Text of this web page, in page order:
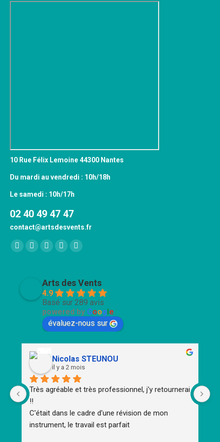
10 Rue Félix Lemoine 44300 Nantes
Du mardi au vendredi : 10h/18h
Le samedi : 10h/17h
02 40 49 47 47
contact@artsdesvents.fr
Trouvez nous sur :
Facebook
new
X
new
window
YouTube
in
new
window
Pinterest
in
new
window
Instagram
in
new
window
Arts des Vents
4.9
Basé sur 289 avis
powered by Google
évaluez-nous sur
Nicolas STEUNOU
il y a 2 mois
Très agréable et très professionnel, j'y retournerai
!!
C'était dans le cadre d'une révision de mon
instrument, le travail est parfait